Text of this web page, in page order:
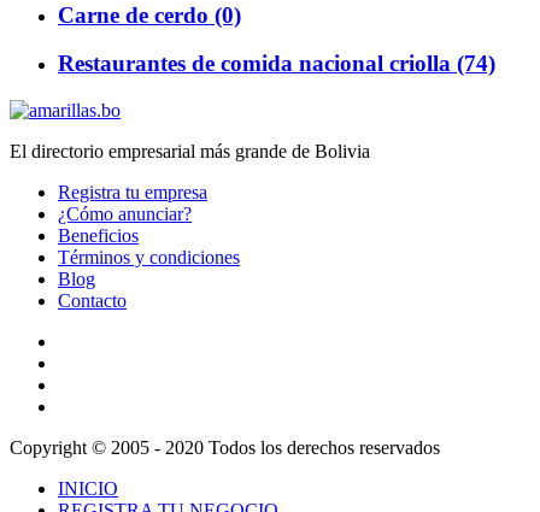
Carne de cerdo (0)
Restaurantes de comida nacional criolla (74)
El directorio empresarial más grande de Bolivia
Registra tu empresa
¿Cómo anunciar?
Beneficios
Términos y condiciones
Blog
Contacto
Copyright © 2005 - 2020 Todos los derechos reservados
INICIO